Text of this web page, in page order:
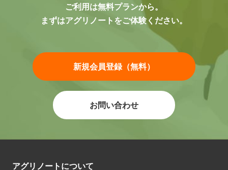
ご利用は無料プランから。
まずはアグリノートをご体験ください。
新規会員登録（無料）
お問い合わせ
アグリノートについて